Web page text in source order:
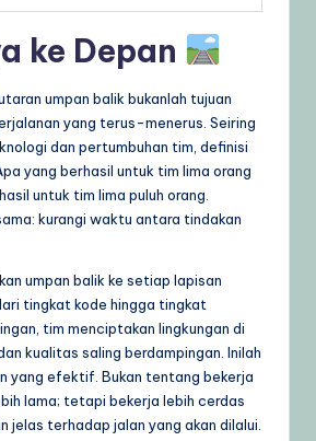
ke Depan
umpan balik bukanlah tujuan
yang terus-menerus. Seiring
dan pertumbuhan tim, definisi
yang berhasil untuk tim lima orang
untuk tim lima puluh orang.
kurangi waktu antara tindakan
umpan balik ke setiap lapisan
tingkat kode hingga tingkat
tim menciptakan lingkungan di
kualitas saling berdampingan. Inilah
yang efektif. Bukan tentang bekerja
lama; tetapi bekerja lebih cerdas
jelas terhadap jalan yang akan dilalui.